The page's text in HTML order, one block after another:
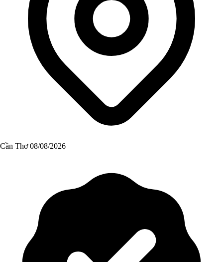
Cần Thơ08/08/2026